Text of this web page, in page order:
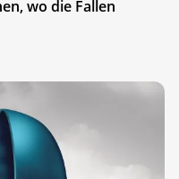
wo die Fallen